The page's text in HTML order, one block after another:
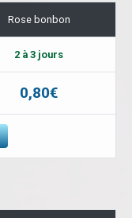
Rose bonbon
2 à 3 jours
0,80€